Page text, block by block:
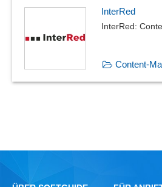
InterRed
InterRed:
Content-